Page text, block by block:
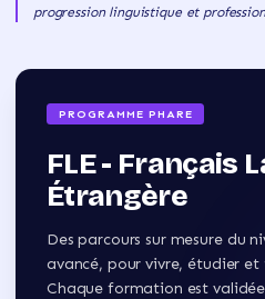
progression linguistique et
PROGRAMME PHARE
FLE - Français
Étrangère
Des parcours sur mesure du
avancé, pour vivre, étudier et
Chaque formation est